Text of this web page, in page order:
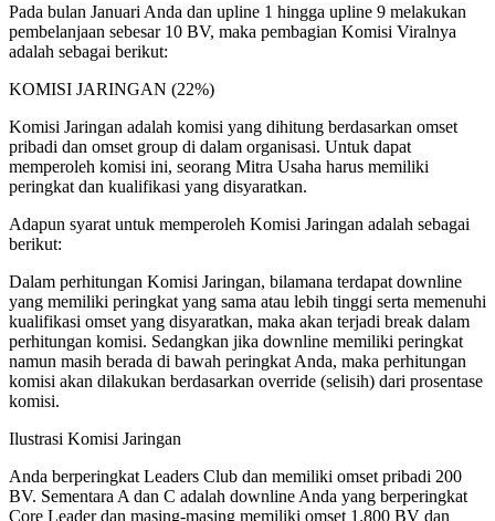
Pada bulan Januari Anda dan upline 1 hingga upline 9 melakukan
pembelanjaan sebesar 10 BV, maka pembagian Komisi Viralnya
adalah sebagai berikut:
KOMISI JARINGAN (22%)
Komisi Jaringan adalah komisi yang dihitung berdasarkan omset
pribadi dan omset group di dalam organisasi. Untuk dapat
memperoleh komisi ini, seorang Mitra Usaha harus memiliki
peringkat dan kualifikasi yang disyaratkan.
Adapun syarat untuk memperoleh Komisi Jaringan adalah sebagai
berikut:
Dalam perhitungan Komisi Jaringan, bilamana terdapat downline
yang memiliki peringkat yang sama atau lebih tinggi serta memenuhi
kualifikasi omset yang disyaratkan, maka akan terjadi break dalam
perhitungan komisi. Sedangkan jika downline memiliki peringkat
namun masih berada di bawah peringkat Anda, maka perhitungan
komisi akan dilakukan berdasarkan override (selisih) dari prosentase
komisi.
Ilustrasi Komisi Jaringan
Anda berperingkat Leaders Club dan memiliki omset pribadi 200
BV. Sementara A dan C adalah downline Anda yang berperingkat
Core Leader dan masing-masing memiliki omset 1.800 BV dan